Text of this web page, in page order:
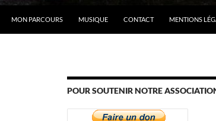
MON PARCOURS MUSIQUE CONTACT MENTIONS
POUR SOUTENIR NOTRE